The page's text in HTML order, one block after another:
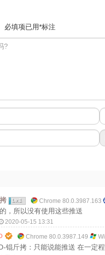
必填项已用*标注
Lv.1 Chrome 80.0.3987.163
，所以没有使用这些推送
2020-05-15 13:31
Chrome 80.0.3987.149
锟斤拷：只能说能推送 在一定